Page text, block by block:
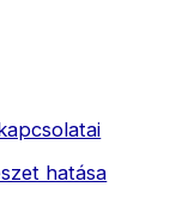
hatása